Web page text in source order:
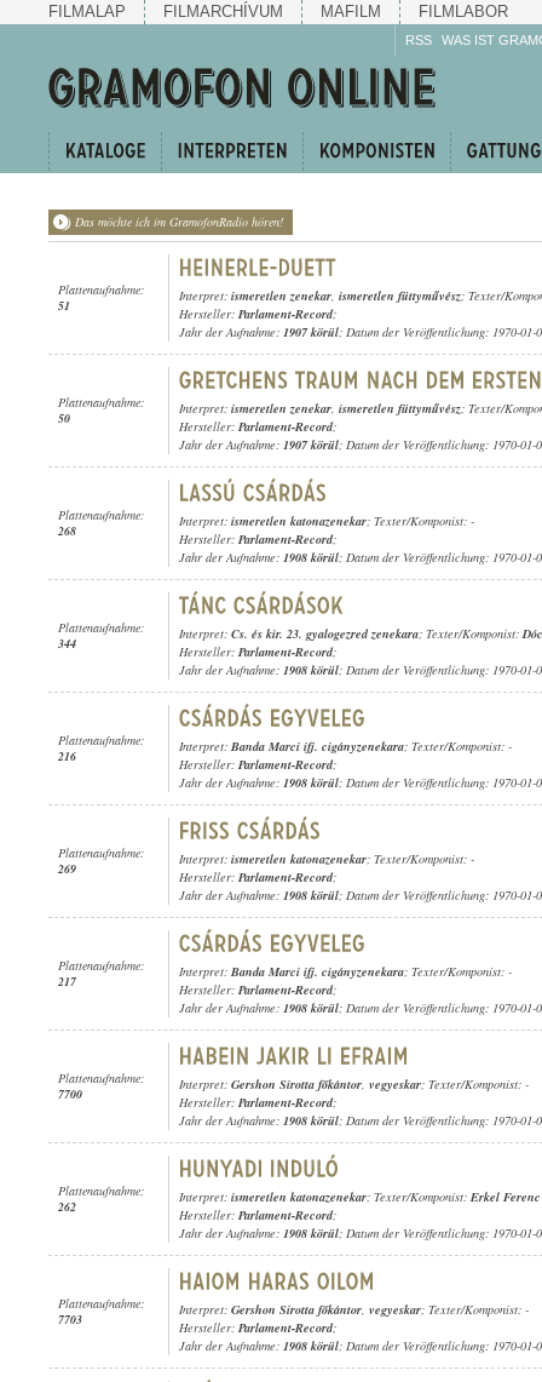
FILMALAP FILMARCHÍVUM MAFILM FILMLABOR
RSS WAS IST
Das möchte ich im GramofonRadio hören!
Plattenaufnahme:
51
Interpret: ismeretlen zenekar, ismeretlen füttyművész; Texter/
Hersteller: Parlament-Record;
Jahr der Aufnahme: 1907 körül; Datum der Veröffentlichung: 1970-01-
Plattenaufnahme:
50
Interpret: ismeretlen zenekar, ismeretlen füttyművész; Texter/
Hersteller: Parlament-Record;
Jahr der Aufnahme: 1907 körül; Datum der Veröffentlichung: 1970-01-
Plattenaufnahme:
268
Interpret: ismeretlen katonazenekar; Texter/Komponist: -
Hersteller: Parlament-Record;
Jahr der Aufnahme: 1908 körül; Datum der Veröffentlichung: 1970-01-
Plattenaufnahme:
344
Interpret: Cs. és kir. 23. gyalogezred zenekara; Texter/Komponist:
Hersteller: Parlament-Record;
Jahr der Aufnahme: 1908 körül; Datum der Veröffentlichung: 1970-01-
Plattenaufnahme:
216
Interpret: Banda Marci ifj. cigányzenekara; Texter/Komponist: -
Hersteller: Parlament-Record;
Jahr der Aufnahme: 1908 körül; Datum der Veröffentlichung: 1970-01-
Plattenaufnahme:
269
Interpret: ismeretlen katonazenekar; Texter/Komponist: -
Hersteller: Parlament-Record;
Jahr der Aufnahme: 1908 körül; Datum der Veröffentlichung: 1970-01-
Plattenaufnahme:
217
Interpret: Banda Marci ifj. cigányzenekara; Texter/Komponist: -
Hersteller: Parlament-Record;
Jahr der Aufnahme: 1908 körül; Datum der Veröffentlichung: 1970-01-
Plattenaufnahme:
7700
Interpret: Gershon Sirotta főkántor, vegyeskar; Texter/Komponist: -
Hersteller: Parlament-Record;
Jahr der Aufnahme: 1908 körül; Datum der Veröffentlichung: 1970-01-
Plattenaufnahme:
262
Interpret: ismeretlen katonazenekar; Texter/Komponist: Erkel Ferenc
Hersteller: Parlament-Record;
Jahr der Aufnahme: 1908 körül; Datum der Veröffentlichung: 1970-01-
Plattenaufnahme:
7703
Interpret: Gershon Sirotta főkántor, vegyeskar; Texter/Komponist: -
Hersteller: Parlament-Record;
Jahr der Aufnahme: 1908 körül; Datum der Veröffentlichung: 1970-01-